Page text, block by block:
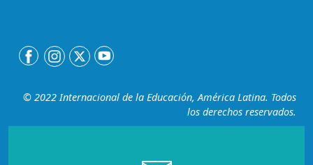
© 2022 Internacional de la Educación, América Latina. Todos
los derechos reservados.